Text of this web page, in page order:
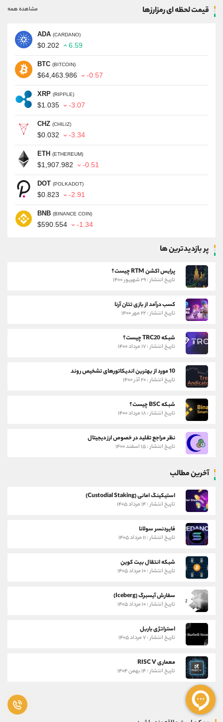
قیمت لحظه ای رمزارزها مشاهده همه
ADA (CARDANO)
$0.202 6.59
BTC (BITCOIN)
$64,463.986 -0.57
XRP (RIPPLE)
$1.035 -3.07
CHZ (CHILIZ)
$0.032 -3.34
ETH (ETHEREUM)
$1,907.982 -0.51
DOT (POLKADOT)
$0.823 -2.91
BNB (BINANCE COIN)
$590.554 -1.34
پر بازدیدترین ها
پرایس اکشن RTM چیست؟
تاریخ انتشار : ۲۹ شهریور ۱۴۰۰
کسب درآمد از بازی تتان آرنا
تاریخ انتشار : ۲۲ مهر ۱۴۰۰
شبکه TRC20 چیست؟
تاریخ انتشار : ۱۷ مرداد ۱۴۰۰
10 مورد از بهترین اندیکاتورهای تشخیص روند
تاریخ انتشار : ۲۰ آذر ۱۴۰۰
شبکه BSC چیست؟
تاریخ انتشار : ۱۸ مرداد ۱۴۰۰
نظر مراجع تقلید در خصوص ارز دیجیتال
تاریخ انتشار : ۱۵ اسفند ۱۴۰۰
آخرین مطالب
استیکینگ امانی (Custodial Staking)
تاریخ انتشار : ۱۴ مرداد ۱۴۰۵
فایردنسر سولانا
تاریخ انتشار : ۱۱ مرداد ۱۴۰۵
شبکه انتقال بیت کوین
تاریخ انتشار : ۱۰ مرداد ۱۴۰۵
سفارش آیسبرگ (Iceberg)
تاریخ انتشار : ۱۰ مرداد ۱۴۰۵
استراتژی باربل
تاریخ انتشار : ۷ مرداد ۱۴۰۵
معماری RISC V
تاریخ انتشار : ۱۴ بهمن ۱۴۰۴